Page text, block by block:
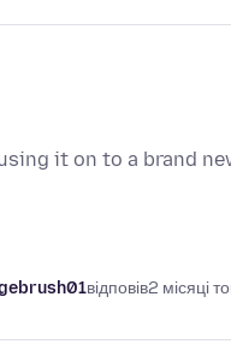
it on to a brand
відповів2 місяці